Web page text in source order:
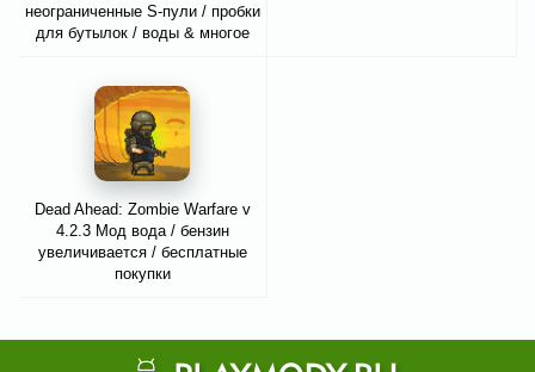
неограниченные S-пули / пробки
для бутылок / воды & многое
Dead Ahead: Zombie Warfare v
4.2.3 Мод вода / бензин
увеличивается / бесплатные
покупки